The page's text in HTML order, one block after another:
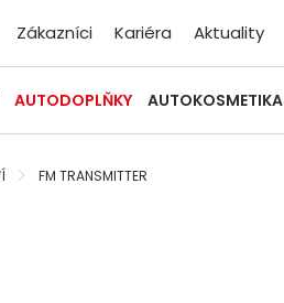
Zákazníci Kariéra Aktuality
AUTODOPLŇKY AUTOKOSMETIKA
FM TRANSMITTER